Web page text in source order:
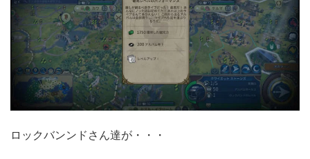
ロックバンンドさん達が・・・